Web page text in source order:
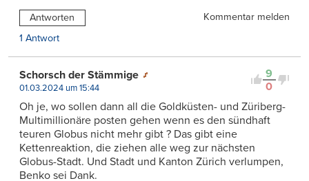
Antworten
Kommentar melden
1 Antwort
9
0
Schorsch der Stämmige
01.03.2024 um 15:44
Oh je, wo sollen dann all die Goldküsten- und Züriberg-
Multimillionäre posten gehen wenn es den sündhaft
teuren Globus nicht mehr gibt ? Das gibt eine
Kettenreaktion, die ziehen alle weg zur nächsten
Globus-Stadt. Und Stadt und Kanton Zürich verlumpen,
Benko sei Dank.